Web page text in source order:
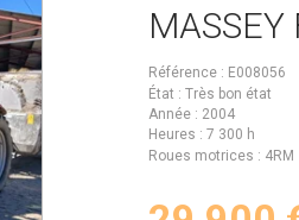
MASSEY
Référence
E008056
État
Très bon état
Année
2004
Heures
7 300 h
Roues motrices
4RM